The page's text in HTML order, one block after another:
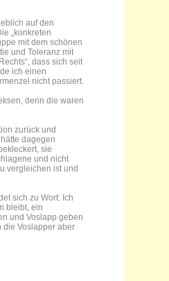
auf den
„konkreten
mit dem schönen
und Toleranz mit
dass sich seit
ich einen
nicht passiert.
denn die waren
zurück und
dagegen
sie
und nicht
vergleichen ist und
sich zu Wort: Ich
bleibt, ein
und Voslapp geben
die Voslapper aber